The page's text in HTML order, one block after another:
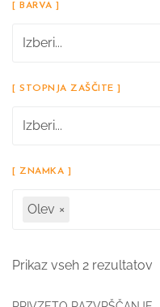
[ BARVA ]
Izberi...
[ STOPNJA ZAŠČITE ]
Izberi...
[ ZNAMKA ]
Olev ×
Prikaz vseh 2 rezultatov